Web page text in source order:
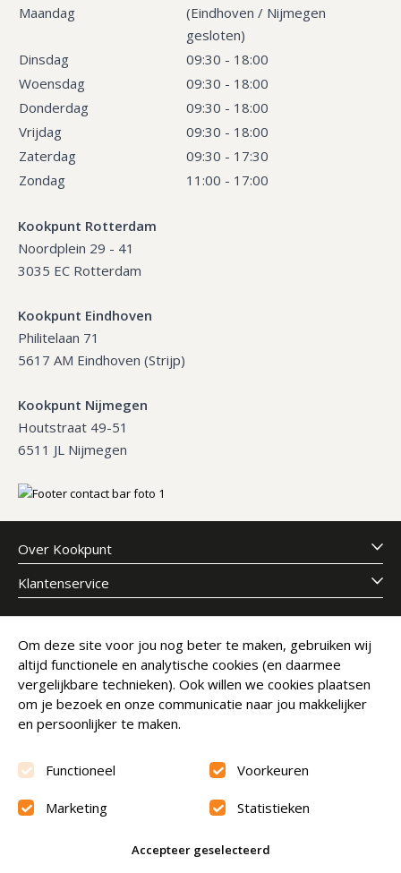
Maandag
(Eindhoven / Nijmegen
gesloten)
Dinsdag
09:30 - 18:00
Woensdag
09:30 - 18:00
Donderdag
09:30 - 18:00
Vrijdag
09:30 - 18:00
Zaterdag
09:30 - 17:30
Zondag
11:00 - 17:00
Kookpunt Rotterdam
Noordplein 29 - 41
3035 EC Rotterdam
Kookpunt Eindhoven
Philitelaan 71
5617 AM Eindhoven (Strijp)
Kookpunt Nijmegen
Houtstraat 49-51
6511 JL Nijmegen
Over Kookpunt
Klantenservice
Meld je aan voor onze nieuwsbrief
E-mailadres
Abonneer
Beoordeling9.6
Om deze site voor jou nog beter te maken, gebruiken wij
altijd functionele en analytische cookies (en daarmee
vergelijkbare technieken). Ook willen we cookies plaatsen
om je bezoek en onze communicatie naar jou makkelijker
en persoonlijker te maken.
Functioneel Voorkeuren
Marketing Statistieken
Accepteer geselecteerd